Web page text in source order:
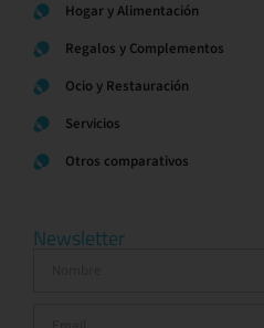
Hogar y Alimentación
Regalos y Complementos
Ocio y Restauración
Servicios
Otros comparativos
Newsletter